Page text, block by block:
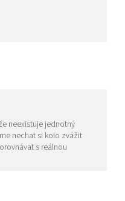
neexistuje jednotný
nechat si kolo zvážit
s reálnou